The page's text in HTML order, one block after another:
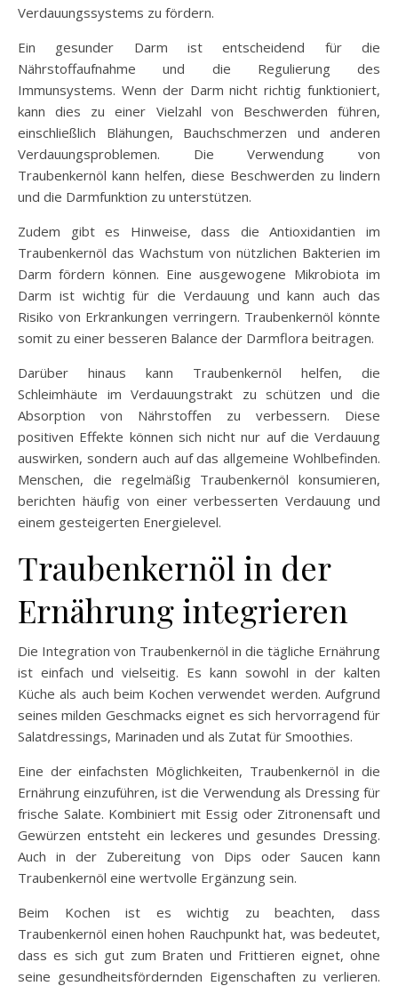
Verdauungssystems zu fördern.
Ein gesunder Darm ist entscheidend für die
Nährstoffaufnahme und die Regulierung des
Immunsystems. Wenn der Darm nicht richtig funktioniert,
kann dies zu einer Vielzahl von Beschwerden führen,
einschließlich Blähungen, Bauchschmerzen und anderen
Verdauungsproblemen. Die Verwendung von
Traubenkernöl kann helfen, diese Beschwerden zu lindern
und die Darmfunktion zu unterstützen.
Zudem gibt es Hinweise, dass die Antioxidantien im
Traubenkernöl das Wachstum von nützlichen Bakterien im
Darm fördern können. Eine ausgewogene Mikrobiota im
Darm ist wichtig für die Verdauung und kann auch das
Risiko von Erkrankungen verringern. Traubenkernöl könnte
somit zu einer besseren Balance der Darmflora beitragen.
Darüber hinaus kann Traubenkernöl helfen, die
Schleimhäute im Verdauungstrakt zu schützen und die
Absorption von Nährstoffen zu verbessern. Diese
positiven Effekte können sich nicht nur auf die Verdauung
auswirken, sondern auch auf das allgemeine Wohlbefinden.
Menschen, die regelmäßig Traubenkernöl konsumieren,
berichten häufig von einer verbesserten Verdauung und
einem gesteigerten Energielevel.
Traubenkernöl in der
Ernährung integrieren
Die Integration von Traubenkernöl in die tägliche Ernährung
ist einfach und vielseitig. Es kann sowohl in der kalten
Küche als auch beim Kochen verwendet werden. Aufgrund
seines milden Geschmacks eignet es sich hervorragend für
Salatdressings, Marinaden und als Zutat für Smoothies.
Eine der einfachsten Möglichkeiten, Traubenkernöl in die
Ernährung einzuführen, ist die Verwendung als Dressing für
frische Salate. Kombiniert mit Essig oder Zitronensaft und
Gewürzen entsteht ein leckeres und gesundes Dressing.
Auch in der Zubereitung von Dips oder Saucen kann
Traubenkernöl eine wertvolle Ergänzung sein.
Beim Kochen ist es wichtig zu beachten, dass
Traubenkernöl einen hohen Rauchpunkt hat, was bedeutet,
dass es sich gut zum Braten und Frittieren eignet, ohne
seine gesundheitsfördernden Eigenschaften zu verlieren.